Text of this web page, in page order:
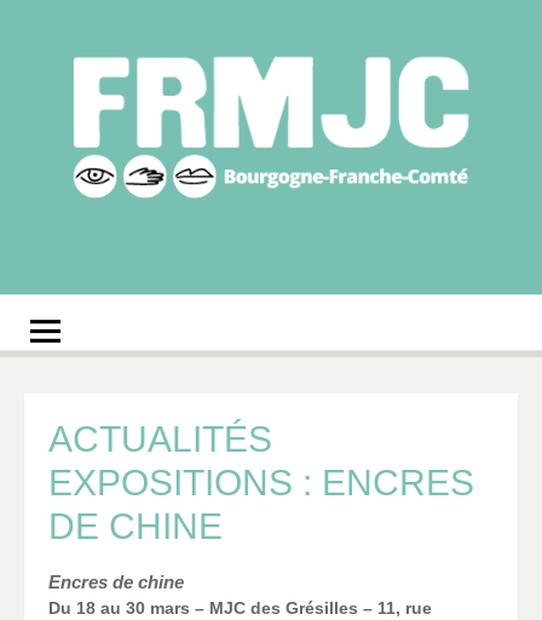
régionale des MJC
Bourgogne-Franche-
ACTUALITÉS
EXPOSITIONS : ENCRES
DE CHINE
Encres de chine
Du 18 au 30 mars – MJC des Grésilles – 11, rue